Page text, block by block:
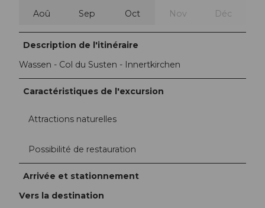
Aoû Sep Oct Nov Déc
Description de l'itinéraire
Wassen - Col du Susten - Innertkirchen
Caractéristiques de l'excursion
Attractions naturelles
Possibilité de restauration
Arrivée et stationnement
Vers la destination